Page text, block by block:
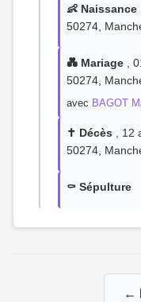
👶 Naissance
50274,
💑 Mariage ,
50274,
avec BAGOT
✝️ Décès , 12
50274,
⚰️ Sépulture
←